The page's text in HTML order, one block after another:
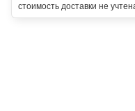
стоимость доставки не